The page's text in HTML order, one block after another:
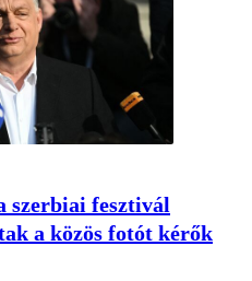
fesztivál
a közös fotót kérők